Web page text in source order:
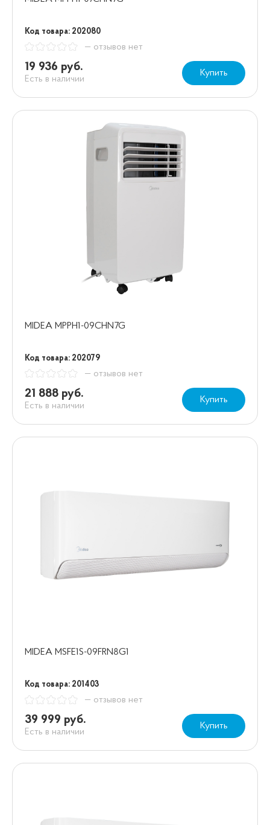
Код товара: 202080
— отзывов нет
19 936 руб.
Есть в наличии
Купить
MIDEA MPPH1-09CHN7G
Код товара: 202079
— отзывов нет
21 888 руб.
Есть в наличии
Купить
MIDEA MSFE1S-09FRN8G1
Код товара: 201403
— отзывов нет
39 999 руб.
Есть в наличии
Купить